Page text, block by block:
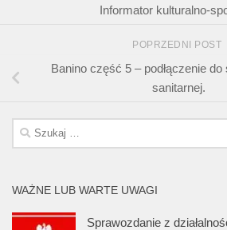
Informator kulturalno-
POPRZEDNI POST
Banino część 5 – podłączenie
sanitarnej.
Szukaj:
WAŻNE LUB WARTE UWAGI
Sprawozdanie z